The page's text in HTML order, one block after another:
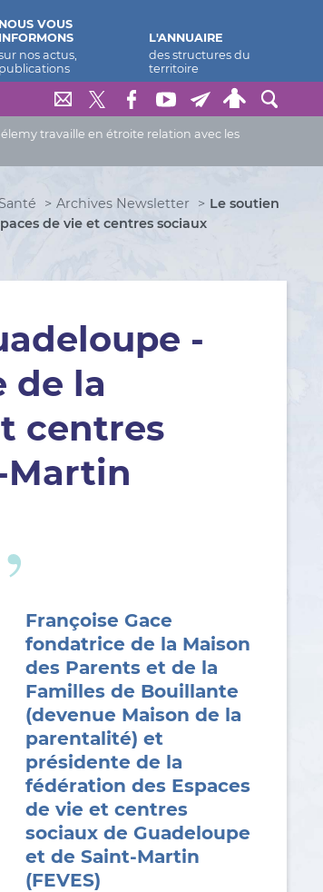
travaille en étroite relation avec les
NOUS VOUS
INFORMONS
L'ANNUAIRE
Archives Newsletter
Le soutien
de vie et centres sociaux
-
de la
centres
Martin
Françoise Gace
fondatrice de la Maison
des Parents et de la
Familles de Bouillante
(devenue Maison de la
parentalité) et
présidente de la
fédération des Espaces
de vie et centres
sociaux de Guadeloupe
et de Saint-Martin
(FEVES)